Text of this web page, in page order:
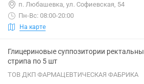
п. Любашевка, ул. Софиевская, 54
Пн-Вс: 08:00-20:00
На карте
Глицериновые суппозитории
стрипа по 5 шт
ТОВ ДКП ФАРМАЦЕВТИЧЕСКАЯ ФАБРИКА